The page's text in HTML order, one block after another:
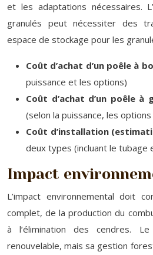
et les adaptations nécessaires.
granulés peut nécessiter des
espace de stockage pour les
Coût d’achat d’un poêle à
puissance et les options)
Coût d’achat d’un poêle à
(selon la puissance, les
Coût d’installation
deux types (incluant le tubage
Impact
L’impact environnemental doit
complet, de la production du
à l’élimination des cendres.
renouvelable, mais sa gestion